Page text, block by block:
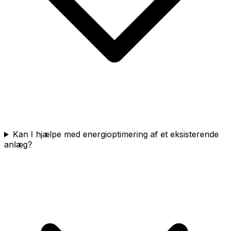
Kan I hjælpe med energioptimering af et eksisterende
anlæg?